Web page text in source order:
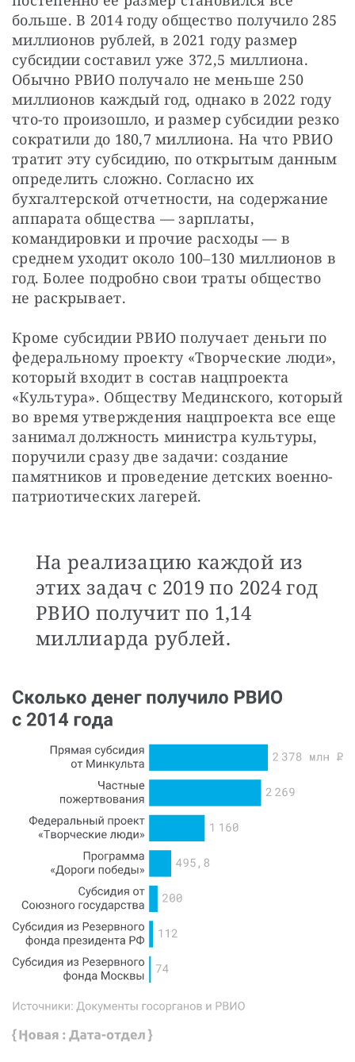
больше. В 2014 году общество получило 285
миллионов рублей, в 2021 году размер
субсидии составил уже 372,5 миллиона.
Обычно РВИО получало не меньше 250
миллионов каждый год, однако в 2022 году
что-то произошло, и размер субсидии резко
сократили до 180,7 миллиона. На что РВИО
тратит эту субсидию, по открытым данным
определить сложно. Согласно их
бухгалтерской отчетности, на содержание
аппарата общества — зарплаты,
командировки и прочие расходы — в
среднем уходит около 100‒130 миллионов в
год. Более подробно свои траты общество
не раскрывает.
Кроме субсидии РВИО получает деньги по
федеральному проекту «Творческие люди»,
который входит в состав нацпроекта
«Культура». Обществу Мединского, который
во время утверждения нацпроекта все еще
занимал должность министра культуры,
поручили сразу две задачи: создание
памятников и проведение детских военно-
патриотических лагерей.
На реализацию каждой из
этих задач с 2019 по 2024 год
РВИО получит по 1,14
миллиарда рублей.